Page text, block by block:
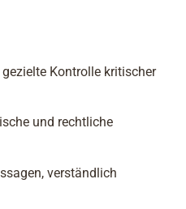
Kontrolle kritischer
und rechtliche
verständlich